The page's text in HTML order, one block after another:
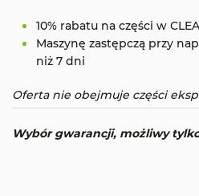
10% rabatu na części w
Maszynę zastępczą przy
niż 7 dni
Oferta nie obejmuje części
Wybór gwarancji, możliwy